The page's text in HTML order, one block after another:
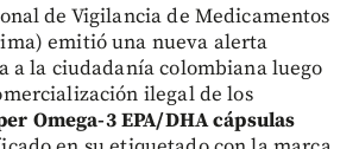
de Vigilancia de Medicamentos
emitió una nueva alerta
a la ciudadanía colombiana luego
ilegal de los
Omega-3 EPA/DHA cápsulas